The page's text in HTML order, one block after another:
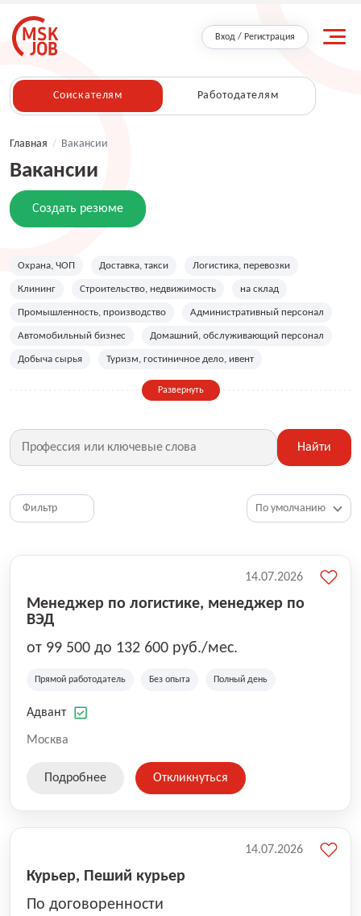
Вход / Регистрация
Соискателям Работодателям
Главная / Вакансии
Вакансии
Создать резюме
Охрана, ЧОП Доставка, такси Логистика, перевозки
Клининг Строительство, недвижимость на склад
Промышленность, производство Административный персонал
Автомобильный бизнес Домашний, обслуживающий персонал
Добыча сырья Туризм, гостиничное дело, ивент
Дизайн, искусство, ивент
Фитнес, красота, спорт Страхование
Медицина, фармацевтика Маркетинг, PR, реклама
HR, управление персоналом
Топ менеджмент, руководители
Развернуть
Найти
Фильтр
Менеджер по логистике, менеджер по
ВЭД
от 99 500 до 132 600 руб./мес.
Прямой работодатель Без опыта Полный день
Адвант
Москва
14.07.2026
Подробнее Откликнуться
Курьер, Пеший курьер
По договоренности
14.07.2026